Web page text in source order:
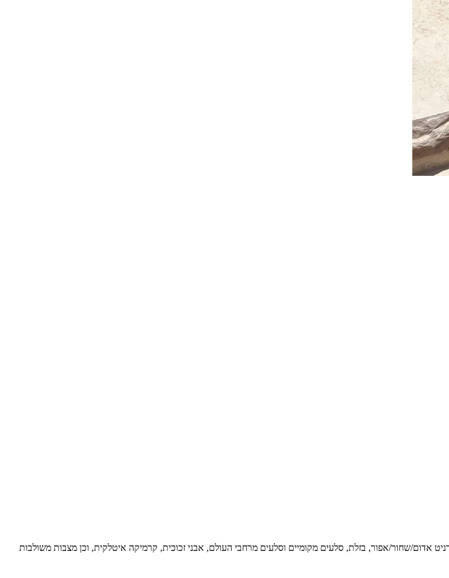
אדום/שחור/אפור, בזלת, סלעים מקומיים וסלעים מרחבי העולם, אבני זכוכית, קרמיקה איטלקית, וכן מצבות משולבות